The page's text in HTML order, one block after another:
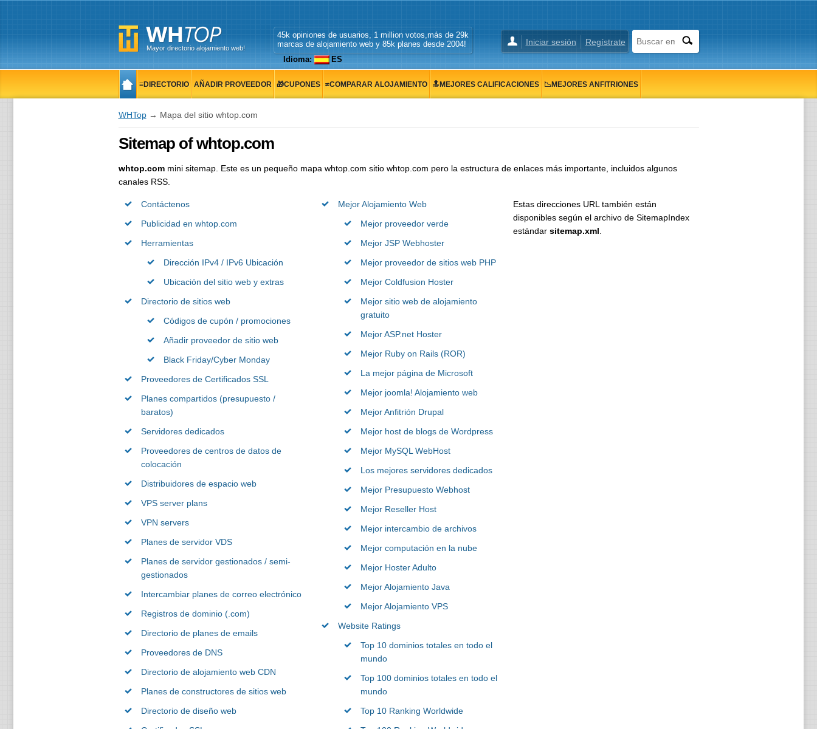
Mayor directorio alojamiento web!
Iniciar sesión Regístrate
45k opiniones de usuarios, 1 million votos,más de 29k
marcas de alojamiento web y 85k planes desde 2004!
Idioma:
ES
≡DIRECTORIO AÑADIR PROVEEDOR 🎁CUPONES ≠COMPARAR ALOJAMIENTO 🔝MEJORES CALIFICACIONES 📉MEJORES ANFITRIONES
🔨HERRAMIENTAS 📋NOTICIAS
WHTop→ Mapa del sitio whtop.com
Sitemap of whtop.com
whtop.commini sitemap. Este es un pequeño mapa whtop.com sitio whtop.com pero la estructura de enlaces más importante, incluidos algunos
canales RSS.
Contáctenos
Publicidad en whtop.com
Herramientas
Dirección IPv4 / IPv6 Ubicación
Ubicación del sitio web y extras
Directorio de sitios web
Códigos de cupón / promociones
Añadir proveedor de sitio web
Black Friday/Cyber Monday
Proveedores de Certificados SSL
Planes compartidos (presupuesto /
baratos)
Servidores dedicados
Proveedores de centros de datos de
colocación
Distribuidores de espacio web
VPS server plans
VPN servers
Planes de servidor VDS
Planes de servidor gestionados / semi-
gestionados
Intercambiar planes de correo electrónico
Registros de dominio (.com)
Directorio de planes de emails
Proveedores de DNS
Directorio de alojamiento web CDN
Planes de constructores de sitios web
Directorio de diseño web
Mejor Alojamiento Web
Mejor proveedor verde
Mejor JSP Webhoster
Mejor proveedor de sitios web PHP
Mejor Coldfusion Hoster
Mejor sitio web de alojamiento
gratuito
Mejor ASP.net Hoster
Mejor Ruby on Rails (ROR)
La mejor página de Microsoft
Mejor joomla! Alojamiento web
Mejor Anfitrión Drupal
Mejor host de blogs de Wordpress
Mejor MySQL WebHost
Los mejores servidores dedicados
Mejor Presupuesto Webhost
Mejor Reseller Host
Mejor intercambio de archivos
Mejor computación en la nube
Mejor Hoster Adulto
Mejor Alojamiento Java
Mejor Alojamiento VPS
Website Ratings
Top 10 dominios totales en todo el
mundo
Top 100 dominios totales en todo el
mundo
Top 10 Ranking Worldwide
Estas direcciones URL también están
disponibles según el archivo de SitemapIndex
estándarsitemap.xml